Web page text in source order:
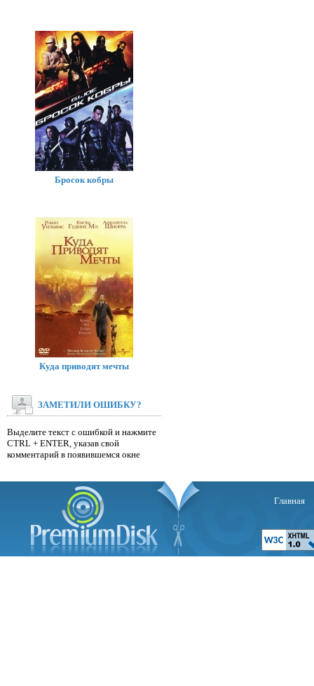
Бросок кобры
Куда приводят мечты
ЗАМЕТИЛИ ОШИБКУ?
Выделите текст с ошибкой и нажмите
CTRL + ENTER, указав свой
комментарий в появившемся окне
Главная